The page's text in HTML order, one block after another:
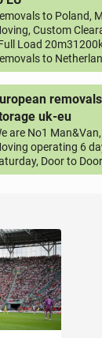
to Poland,
Custom
Load
to
uk-eu
are No1
operating 6
Door to